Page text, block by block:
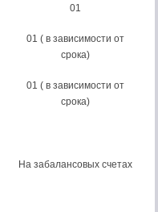
01
01 ( в зависимости от
срока)
01 ( в зависимости от
срока)
На забалансовых счетах